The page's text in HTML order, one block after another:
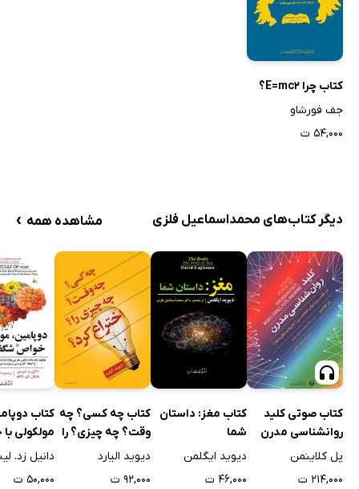
منشاء حیات
حداکثر نیرو
ریسمان نامرئی
سیبی که هیچ‌گاه نیفتاد
صبح کاذب
گوی آبی
آرایه‌ی بسیار بزرگ (VLA)
مسیر برخورد
وقتی کهکشان‌ها برخورد کنند
احساس نیرو
پارادوکس گرانش
گرانش چیست؟
نظریه نسبیت عام اینشتین
به درون تاریکی
کتاب چرا E=mc2؟
جف فورشاو
۵۴,۰۰۰ ت
دیگر کتاب‌های محمداسماعیل فلزی مشاهده همه ›
کتاب صوتی کلید
روانشناسی مدرن
پل کلاینمن
۲۱۴,۰۰۰ ت
کتاب مغز: داستان
شما
دیوید ایگلمن
۴۶,۰۰۰ ت
کتاب چه‌ کسی؟ چه‌‌‌‌
وقت؟ چه‌ چیزی؟ را
اختراع کرد؟
دیوید الیارد
۹۲,۰۰۰ ت
کتاب
مولکولی
شگفت‌
دانیل زد.
۵۰,۰۰۰ ت